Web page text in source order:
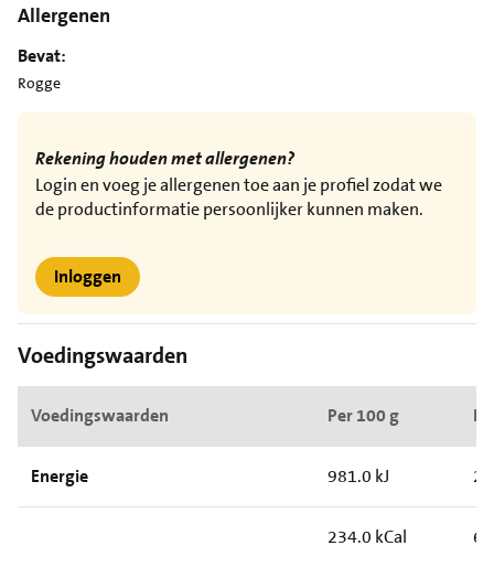
Allergenen
Bevat:
Rogge
Rekening houden met allergenen?
Login en voeg je allergenen toe aan je profiel zodat we
de productinformatie persoonlijker kunnen maken.
Inloggen
Voedingswaarden
Voedingswaarden Per 100 g
Energie 981.0 kJ
234.0 kCal